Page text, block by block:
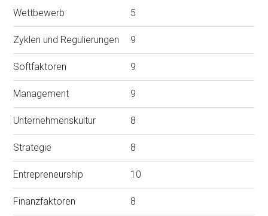
Wettbewerb 5
Zyklen und Regulierungen 9
Softfaktoren 9
Management 9
Unternehmenskultur 8
Strategie 8
Entrepreneurship 10
Finanzfaktoren 8